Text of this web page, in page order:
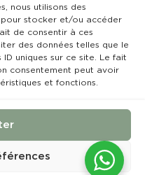
nous utilisons des
stocker et/ou accéder
de consentir à ces
des données telles que le
uniques sur ce site. Le fait
consentement peut avoir
et fonctions.
droits réservés
: